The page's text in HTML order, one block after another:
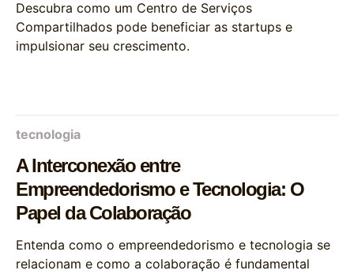
Descubra como um Centro de Serviços
Compartilhados pode beneficiar as startups e
impulsionar seu crescimento.
tecnologia
A Interconexão entre
Empreendedorismo e Tecnologia: O
Papel da Colaboração
Entenda como o empreendedorismo e tecnologia se
relacionam e como a colaboração é fundamental